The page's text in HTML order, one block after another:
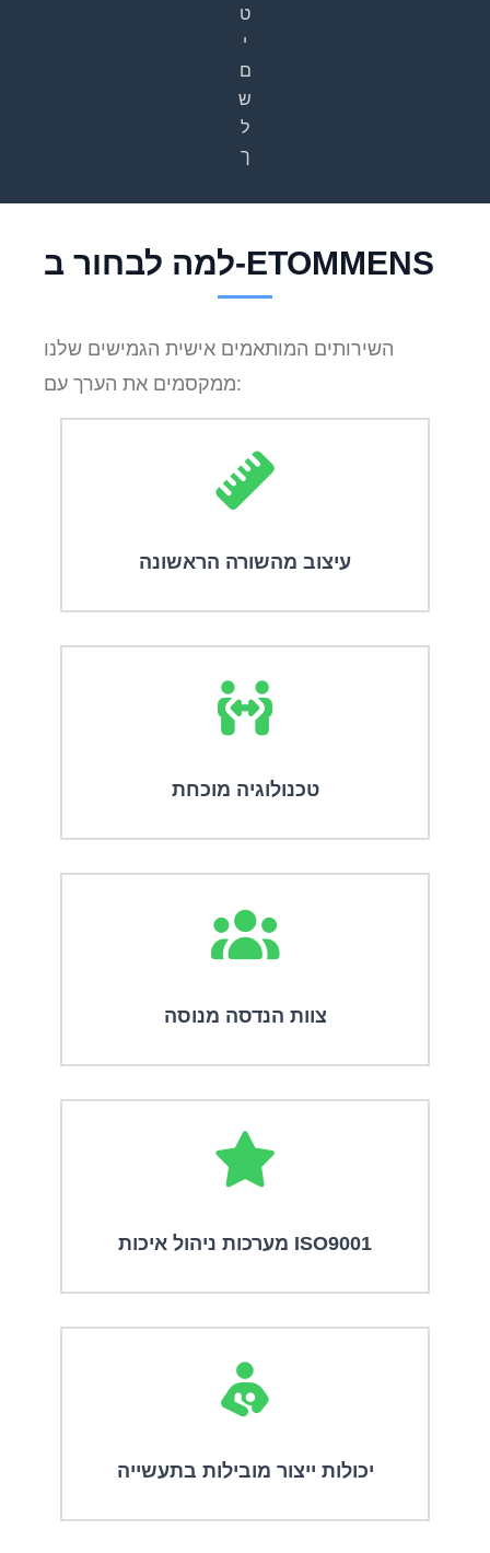
ט
י
ם
ש
ל
ך
למה לבחור ב-ETOMMENS
השירותים המותאמים אישית הגמישים שלנו
ממקסמים את הערך עם:
עיצוב מהשורה הראשונה
טכנולוגיה מוכחת
צוות הנדסה מנוסה
מערכות ניהול איכות ISO9001
יכולות ייצור מובילות בתעשייה